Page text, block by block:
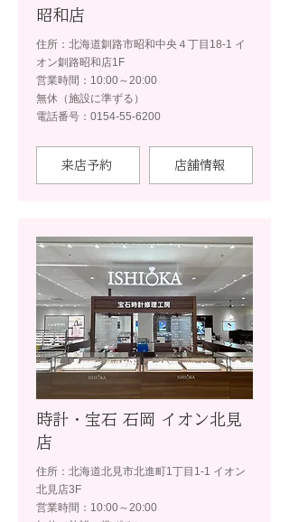
昭和店
住所：北海道釧路市昭和中央４丁目18-1 イ
オン釧路昭和店1F
営業時間：10:00～20:00
無休（施設に準ずる）
電話番号：0154-55-6200
来店予約 店舗情報
時計・宝石 石岡 イオン北見
店
住所：北海道北見市北進町1丁目1-1 イオン
北見店3F
営業時間：10:00～20:00